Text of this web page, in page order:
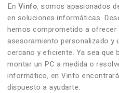
En Vinfo, somos apasionados
en soluciones informáticas.
hemos comprometido a ofrecer
asesoramiento personalizado y
cercano y eficiente. Ya sea que
montar un PC a medida o
informático, en Vinfo
dispuesto a ayudarte.